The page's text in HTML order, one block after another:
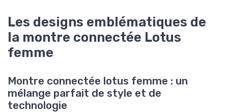
Les designs emblématiques de
la montre connectée Lotus
femme
Montre connectée lotus femme : un
mélange parfait de style et de
technologie